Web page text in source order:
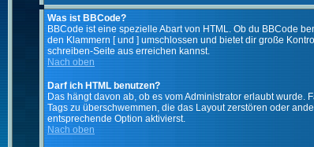
Was ist BBCode?
BBCode ist eine spezielle Abart von HTML. Ob du BBCode
den Klammern [ und ] umschlossen und bietet dir große
schreiben-Seite aus erreichen kannst.
Nach oben
Darf ich HTML benutzen?
Das hängt davon ab, ob es vom Administrator erlaubt
Tags zu überschwemmen, die das Layout zerstören oder
entsprechende Option aktivierst.
Nach oben